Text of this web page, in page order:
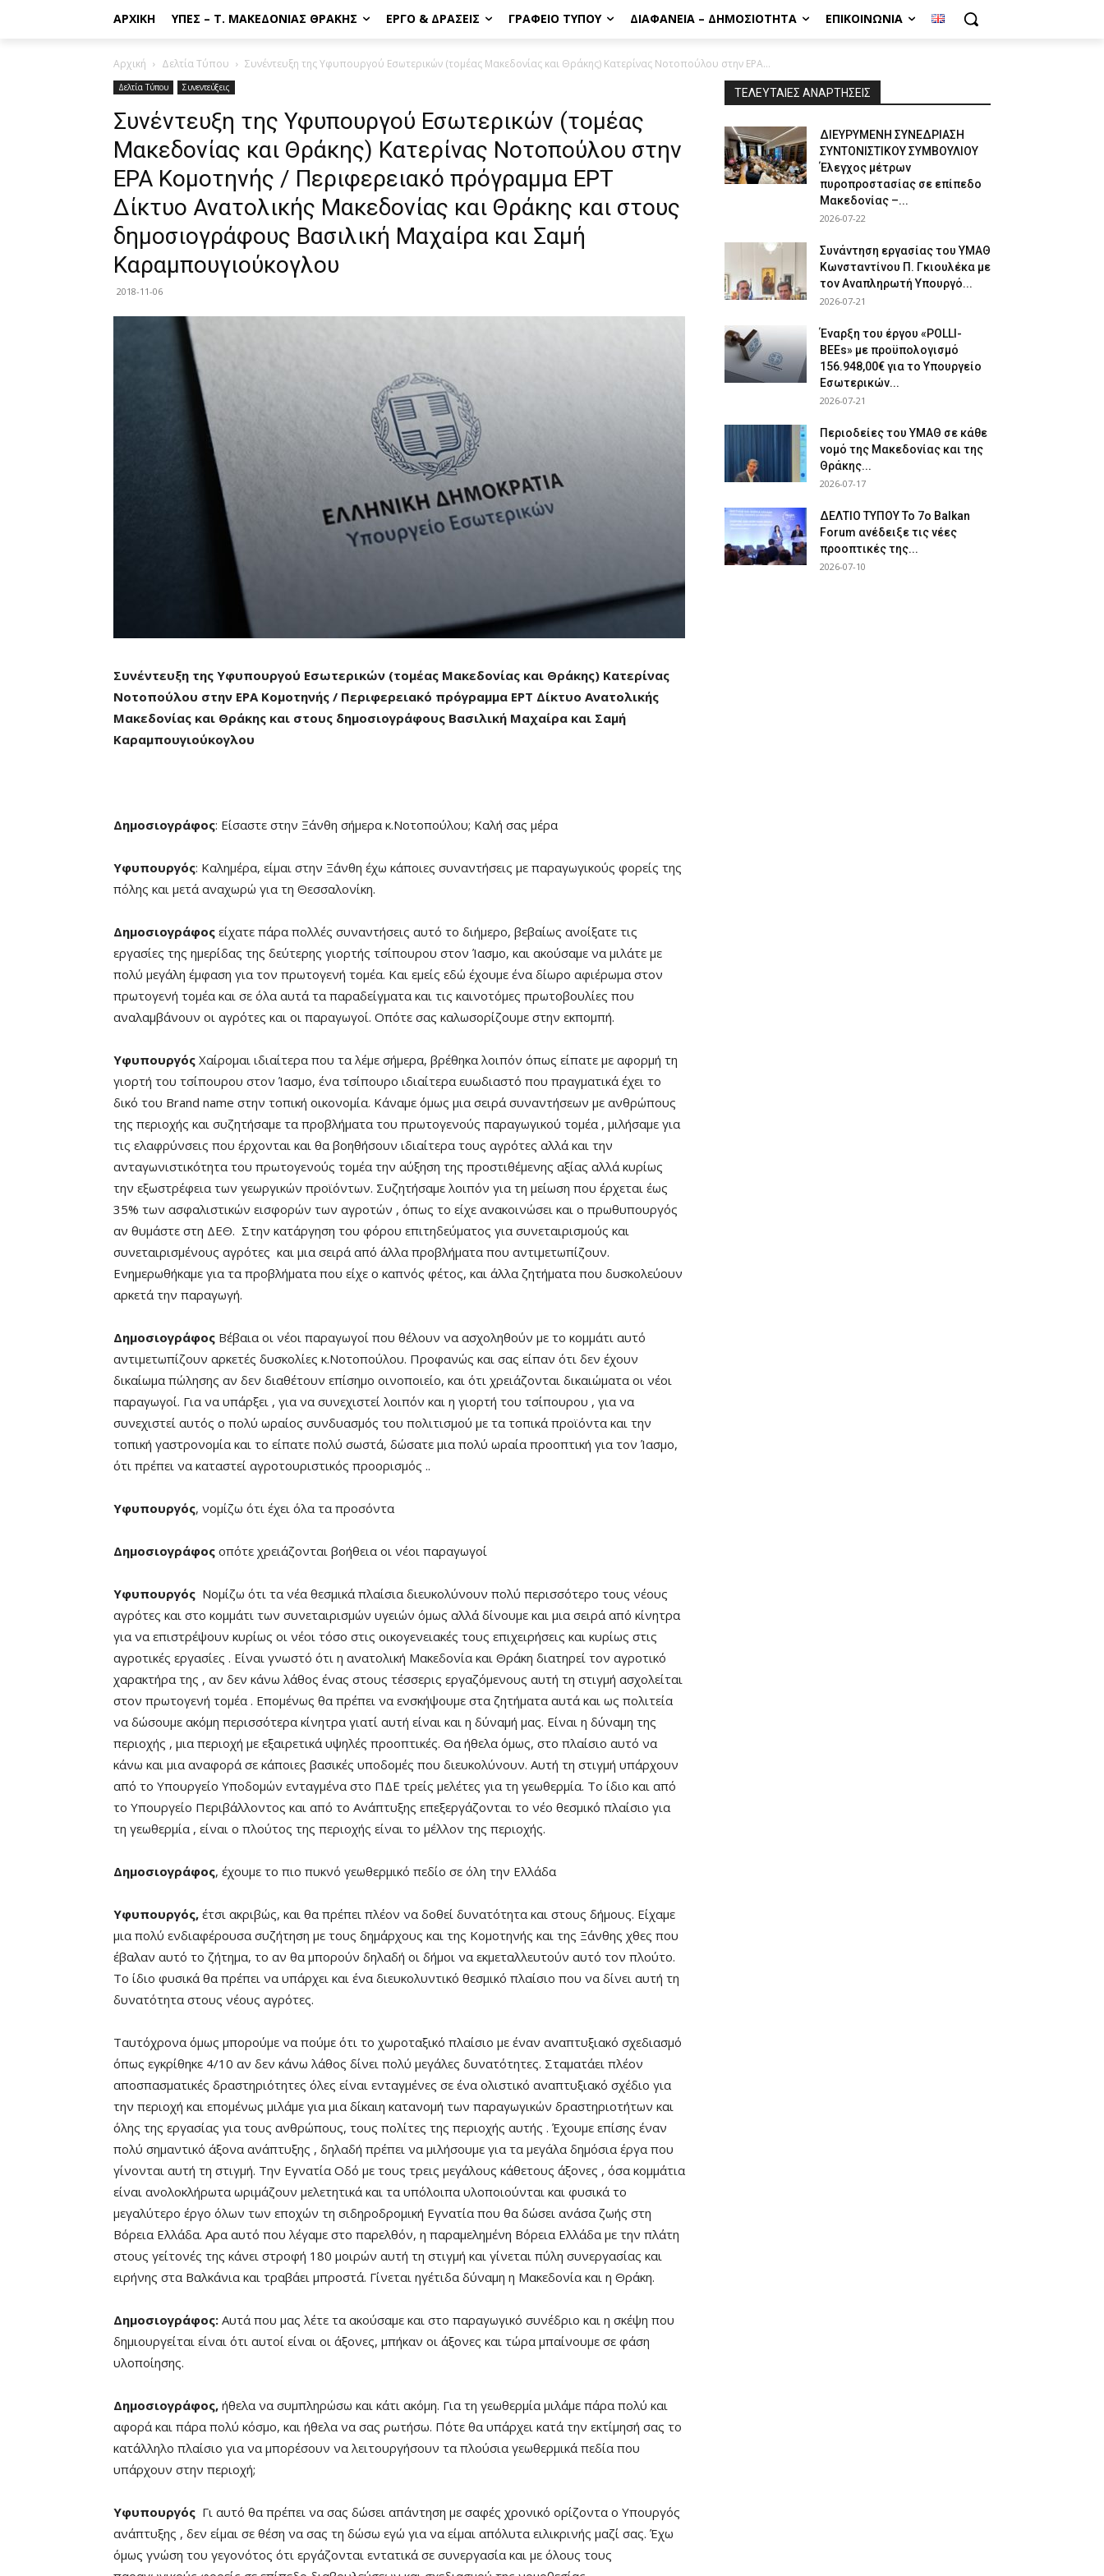
ΑΡΧΙΚΉ ΥΠΕΣ – Τ. ΜΑΚΕΔΟΝΊΑΣ ΘΡΆΚΗΣ ΈΡΓΟ & ΔΡΆΣΕΙΣ ΓΡΑΦΕΊΟ ΤΎΠΟΥ ΔΙΑΦΆΝΕΙΑ – ΔΗΜΟΣΙΌΤΗΤΑ ΕΠΙΚΟΙΝΩΝΊΑ
Αρχική Δελτία Τύπου Συνέντευξη της Υφυπουργού Εσωτερικών (τομέας Μακεδονίας και Θράκης) Κατερίνας Νοτοπούλου στην ΕΡΑ...
Δελτία Τύπου Συνεντεύξεις
Συνέντευξη της Υφυπουργού Εσωτερικών (τομέας
Μακεδονίας και Θράκης) Κατερίνας Νοτοπούλου στην
ΕΡΑ Κομοτηνής / Περιφερειακό πρόγραμμα ΕΡΤ
Δίκτυο Ανατολικής Μακεδονίας και Θράκης και στους
δημοσιογράφους Βασιλική Μαχαίρα και Σαμή
Καραμπουγιούκογλου
2018-11-06
Συνέντευξη της Υφυπουργού Εσωτερικών (τομέας Μακεδονίας και Θράκης) Κατερίνας
Νοτοπούλου στην ΕΡΑ Κομοτηνής / Περιφερειακό πρόγραμμα ΕΡΤ Δίκτυο Ανατολικής
Μακεδονίας και Θράκης και στους δημοσιογράφους Βασιλική Μαχαίρα και Σαμή
Καραμπουγιούκογλου
Δημοσιογράφος: Είσαστε στην Ξάνθη σήμερα κ.Νοτοπούλου; Καλή σας μέρα
Υφυπουργός: Καλημέρα, είμαι στην Ξάνθη έχω κάποιες συναντήσεις με παραγωγικούς φορείς της
πόλης και μετά αναχωρώ για τη Θεσσαλονίκη.
Δημοσιογράφος είχατε πάρα πολλές συναντήσεις αυτό το διήμερο, βεβαίως ανοίξατε τις
εργασίες της ημερίδας της δεύτερης γιορτής τσίπουρου στον Ίασμο, και ακούσαμε να μιλάτε με
πολύ μεγάλη έμφαση για τον πρωτογενή τομέα. Και εμείς εδώ έχουμε ένα δίωρο αφιέρωμα στον
πρωτογενή τομέα και σε όλα αυτά τα παραδείγματα και τις καινοτόμες πρωτοβουλίες που
αναλαμβάνουν οι αγρότες και οι παραγωγοί. Οπότε σας καλωσορίζουμε στην εκπομπή.
Υφυπουργός Χαίρομαι ιδιαίτερα που τα λέμε σήμερα, βρέθηκα λοιπόν όπως είπατε με αφορμή τη
γιορτή του τσίπουρου στον Ίασμο, ένα τσίπουρο ιδιαίτερα ευωδιαστό που πραγματικά έχει το
δικό του Brand name στην τοπική οικονομία. Κάναμε όμως μια σειρά συναντήσεων με ανθρώπους
της περιοχής και συζητήσαμε τα προβλήματα του πρωτογενούς παραγωγικού τομέα , μιλήσαμε για
τις ελαφρύνσεις που έρχονται και θα βοηθήσουν ιδιαίτερα τους αγρότες αλλά και την
ανταγωνιστικότητα του πρωτογενούς τομέα την αύξηση της προστιθέμενης αξίας αλλά κυρίως
την εξωστρέφεια των γεωργικών προϊόντων. Συζητήσαμε λοιπόν για τη μείωση που έρχεται έως
35% των ασφαλιστικών εισφορών των αγροτών , όπως το είχε ανακοινώσει και ο πρωθυπουργός
αν θυμάστε στη ΔΕΘ. Στην κατάργηση του φόρου επιτηδεύματος για συνεταιρισμούς και
συνεταιρισμένους αγρότες και μια σειρά από άλλα προβλήματα που αντιμετωπίζουν.
Ενημερωθήκαμε για τα προβλήματα που είχε ο καπνός φέτος, και άλλα ζητήματα που δυσκολεύουν
αρκετά την παραγωγή.
Δημοσιογράφος Βέβαια οι νέοι παραγωγοί που θέλουν να ασχοληθούν με το κομμάτι αυτό
αντιμετωπίζουν αρκετές δυσκολίες κ.Νοτοπούλου. Προφανώς και σας είπαν ότι δεν έχουν
δικαίωμα πώλησης αν δεν διαθέτουν επίσημο οινοποιείο, και ότι χρειάζονται δικαιώματα οι νέοι
παραγωγοί. Για να υπάρξει , για να συνεχιστεί λοιπόν και η γιορτή του τσίπουρου , για να
συνεχιστεί αυτός ο πολύ ωραίος συνδυασμός του πολιτισμού με τα τοπικά προϊόντα και την
τοπική γαστρονομία και το είπατε πολύ σωστά, δώσατε μια πολύ ωραία προοπτική για τον Ίασμο,
ότι πρέπει να καταστεί αγροτουριστικός προορισμός ..
Υφυπουργός, νομίζω ότι έχει όλα τα προσόντα
Δημοσιογράφος οπότε χρειάζονται βοήθεια οι νέοι παραγωγοί
Υφυπουργός Νομίζω ότι τα νέα θεσμικά πλαίσια διευκολύνουν πολύ περισσότερο τους νέους
αγρότες και στο κομμάτι των συνεταιρισμών υγειών όμως αλλά δίνουμε και μια σειρά από κίνητρα
για να επιστρέψουν κυρίως οι νέοι τόσο στις οικογενειακές τους επιχειρήσεις και κυρίως στις
αγροτικές εργασίες . Είναι γνωστό ότι η ανατολική Μακεδονία και Θράκη διατηρεί τον αγροτικό
χαρακτήρα της , αν δεν κάνω λάθος ένας στους τέσσερις εργαζόμενους αυτή τη στιγμή ασχολείται
στον πρωτογενή τομέα . Επομένως θα πρέπει να ενσκήψουμε στα ζητήματα αυτά και ως πολιτεία
να δώσουμε ακόμη περισσότερα κίνητρα γιατί αυτή είναι και η δύναμή μας. Είναι η δύναμη της
περιοχής , μια περιοχή με εξαιρετικά υψηλές προοπτικές. Θα ήθελα όμως, στο πλαίσιο αυτό να
κάνω και μια αναφορά σε κάποιες βασικές υποδομές που διευκολύνουν. Αυτή τη στιγμή υπάρχουν
από το Υπουργείο Υποδομών ενταγμένα στο ΠΔΕ τρείς μελέτες για τη γεωθερμία. Το ίδιο και από
το Υπουργείο Περιβάλλοντος και από το Ανάπτυξης επεξεργάζονται το νέο θεσμικό πλαίσιο για
τη γεωθερμία , είναι ο πλούτος της περιοχής είναι το μέλλον της περιοχής.
Δημοσιογράφος, έχουμε το πιο πυκνό γεωθερμικό πεδίο σε όλη την Ελλάδα
Υφυπουργός, έτσι ακριβώς, και θα πρέπει πλέον να δοθεί δυνατότητα και στους δήμους. Είχαμε
μια πολύ ενδιαφέρουσα συζήτηση με τους δημάρχους και της Κομοτηνής και της Ξάνθης χθες που
έβαλαν αυτό το ζήτημα, το αν θα μπορούν δηλαδή οι δήμοι να εκμεταλλευτούν αυτό τον πλούτο.
Το ίδιο φυσικά θα πρέπει να υπάρχει και ένα διευκολυντικό θεσμικό πλαίσιο που να δίνει αυτή τη
δυνατότητα στους νέους αγρότες.
Ταυτόχρονα όμως μπορούμε να πούμε ότι το χωροταξικό πλαίσιο με έναν αναπτυξιακό σχεδιασμό
όπως εγκρίθηκε 4/10 αν δεν κάνω λάθος δίνει πολύ μεγάλες δυνατότητες. Σταματάει πλέον
αποσπασματικές δραστηριότητες όλες είναι ενταγμένες σε ένα ολιστικό αναπτυξιακό σχέδιο για
την περιοχή και επομένως μιλάμε για μια δίκαιη κατανομή των παραγωγικών δραστηριοτήτων και
όλης της εργασίας για τους ανθρώπους, τους πολίτες της περιοχής αυτής . Έχουμε επίσης έναν
πολύ σημαντικό άξονα ανάπτυξης , δηλαδή πρέπει να μιλήσουμε για τα μεγάλα δημόσια έργα που
γίνονται αυτή τη στιγμή. Την Εγνατία Οδό με τους τρεις μεγάλους κάθετους άξονες , όσα κομμάτια
είναι ανολοκλήρωτα ωριμάζουν μελετητικά και τα υπόλοιπα υλοποιούνται και φυσικά το
μεγαλύτερο έργο όλων των εποχών τη σιδηροδρομική Εγνατία που θα δώσει ανάσα ζωής στη
Βόρεια Ελλάδα. Αρα αυτό που λέγαμε στο παρελθόν, η παραμελημένη Βόρεια Ελλάδα με την πλάτη
στους γείτονές της κάνει στροφή 180 μοιρών αυτή τη στιγμή και γίνεται πύλη συνεργασίας και
ειρήνης στα Βαλκάνια και τραβάει μπροστά. Γίνεται ηγέτιδα δύναμη η Μακεδονία και η Θράκη.
Δημοσιογράφος: Αυτά που μας λέτε τα ακούσαμε και στο παραγωγικό συνέδριο και η σκέψη που
δημιουργείται είναι ότι αυτοί είναι οι άξονες, μπήκαν οι άξονες και τώρα μπαίνουμε σε φάση
υλοποίησης.
Δημοσιογράφος, ήθελα να συμπληρώσω και κάτι ακόμη. Για τη γεωθερμία μιλάμε πάρα πολύ και
αφορά και πάρα πολύ κόσμο, και ήθελα να σας ρωτήσω. Πότε θα υπάρχει κατά την εκτίμησή σας το
κατάλληλο πλαίσιο για να μπορέσουν να λειτουργήσουν τα πλούσια γεωθερμικά πεδία που
υπάρχουν στην περιοχή;
Υφυπουργός Γι αυτό θα πρέπει να σας δώσει απάντηση με σαφές χρονικό ορίζοντα ο Υπουργός
ανάπτυξης , δεν είμαι σε θέση να σας τη δώσω εγώ για να είμαι απόλυτα ειλικρινής μαζί σας. Έχω
όμως γνώση του γεγονότος ότι εργάζονται εντατικά σε συνεργασία και με όλους τους
ΤΕΛΕΥΤΑΙΕΣ ΑΝΑΡΤΗΣΕΙΣ
ΔΙΕΥΡΥΜΕΝΗ ΣΥΝΕΔΡΙΑΣΗ
ΣΥΝΤΟΝΙΣΤΙΚΟΥ ΣΥΜΒΟΥΛΙΟΥ
Έλεγχος μέτρων
πυροπροστασίας σε επίπεδο
Μακεδονίας –...
2026-07-22
Συνάντηση εργασίας του ΥΜΑΘ
Κωνσταντίνου Π. Γκιουλέκα με
τον Αναπληρωτή Υπουργό...
2026-07-21
Έναρξη του έργου «POLLI-
BEEs» με προϋπολογισμό
156.948,00€ για το Υπουργείο
Εσωτερικών...
2026-07-21
Περιοδείες του ΥΜΑΘ σε κάθε
νομό της Μακεδονίας και της
Θράκης...
2026-07-17
ΔΕΛΤΙΟ ΤΥΠΟΥ Το 7ο Balkan
Forum ανέδειξε τις νέες
προοπτικές της...
2026-07-10